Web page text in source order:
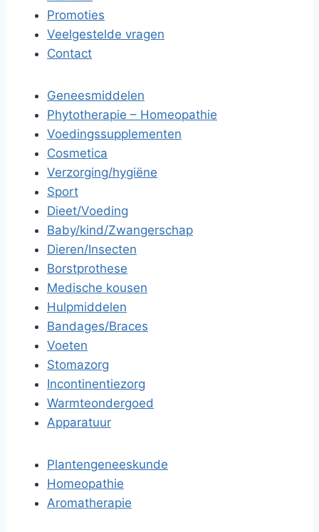
Promoties
Veelgestelde vragen
Contact
Geneesmiddelen
Phytotherapie – Homeopathie
Voedingssupplementen
Cosmetica
Verzorging/hygiëne
Sport
Dieet/Voeding
Baby/kind/Zwangerschap
Dieren/Insecten
Borstprothese
Medische kousen
Hulpmiddelen
Bandages/Braces
Voeten
Stomazorg
Incontinentiezorg
Warmteondergoed
Apparatuur
Plantengeneeskunde
Homeopathie
Aromatherapie